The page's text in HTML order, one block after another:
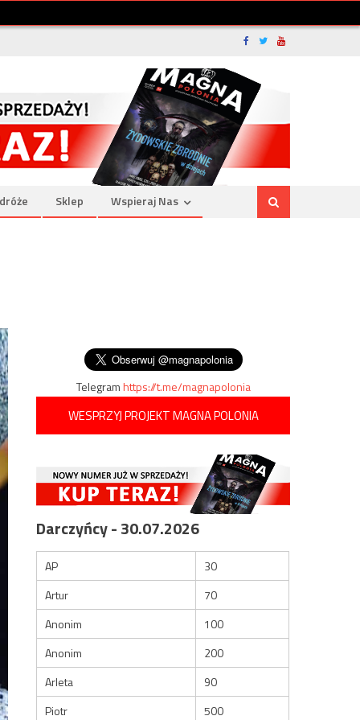
Sklep Wspieraj Nas
Telegramhttps://t.me/magnapolonia
WESPRZYJ PROJEKT MAGNA POLONIA
Darczyńcy - 30.07.2026
AP
30
Artur
70
Anonim
100
Anonim
200
Arleta
90
Piotr
500